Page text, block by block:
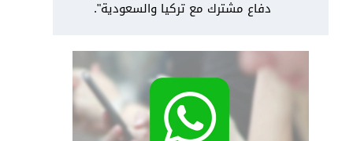
دفاع مشترك مع تركيا والسعودية".